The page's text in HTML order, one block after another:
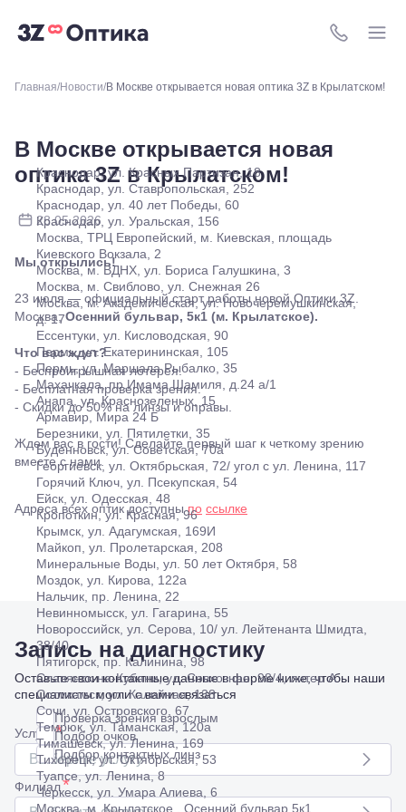
8 (800) 511-
Главная Новости В Москве открывается новая оптика 3Z в Крылатском!
В Москве открывается новая
оптика 3Z в Крылатском!
28.05.2026
Мы открылись!
23 июля — официальный старт работы новой Оптики 3Z.
Москва,Осенний бульвар, 5к1 (м. Крылатское).
Что вас ждет?
- Беспроигрышная лотерея.
- Бесплатная проверка зрения.
- Скидки до 50% на линзы и оправы.
Ждем вас в гости! Сделайте первый шаг к четкому зрению
вместе с нами.
Адреса всех оптик доступныпо ссылке
Запись на диагностику
Оставьте свои контактные данные в форме ниже, чтобы наши
специалисты могли с вами связаться
Услуга*
Выберите услугу
Проверка зрения взрослым
Подбор очков
Подбор контактных линз
Филиал*
Краснодар, ул. Красных Партизан, 18
Краснодар, ул. Ставропольская, 252
Краснодар, ул. 40 лет Победы, 60
Краснодар, ул. Уральская, 156
Москва, ТРЦ Европейский, м. Киевская, площадь
Киевского Вокзала, 2
Москва, м. ВДНХ, ул. Бориса Галушкина, 3
Москва, м. Свиблово, ул. Снежная 26
Москва, м. Академическая, ул. Новочеремушкинская,
д. 17
Ессентуки, ул. Кисловодская, 90
Пермь, ул. Екатерининская, 105
Пермь, ул. Маршала Рыбалко, 35
Махачкала, пр.Имама Шамиля, д.24 а/1
Анапа, ул. Краснозеленых, 15
Армавир, Мира 24 Б
Березники, ул. Пятилетки, 35
Буденновск, ул. Советская, 70а
Георгиевск, ул. Октябрьская, 72/ угол с ул. Ленина, 117
Горячий Ключ, ул. Псекупская, 54
Ейск, ул. Одесская, 48
Кропоткин, ул. Красная, 96
Крымск, ул. Адагумская, 169И
Майкоп, ул. Пролетарская, 208
Минеральные Воды, ул. 50 лет Октября, 58
Моздок, ул. Кирова, 122а
Нальчик, пр. Ленина, 22
Невинномысск, ул. Гагарина, 55
Новороссийск, ул. Серова, 10/ ул. Лейтенанта Шмидта,
38/40
Пятигорск, пр. Калинина, 98
Славянск-на-Кубани, ул. Совхозная, 98/4, литер А
Соликамск, ул. Калийная, 138
Сочи, ул. Островского, 67
Темрюк, ул. Таманская, 120а
Тимашевск, ул. Ленина, 169
Тихорецк, ул. Октябрьская, 53
Туапсе, ул. Ленина, 8
Черкесск, ул. Умара Алиева, 6
Москва, м. Крылатское , Осенний бульвар 5к1
26
Новочеремушкинская,
90
Пермь, ул.
Екатерининская,
105
Пермь,
ул.
Маршала
Рыбалко,
35
Махачкала,
пр.Имама
Шамиля,
д.24 а/1
Анапа, ул.
Краснозеленых,
15
Армавир,
Мира 24
Б
Березники,
ул.
Пятилетки,
35
Буденновск,
ул.
Советская,
70а
Георгиевск,
ул.
Октябрьская,
72/ угол с ул.
Ленина, 117
Горячий
Ключ, ул.
Псекупская,
54
Ейск, ул.
Одесская,
48
Кропоткин,
ул.